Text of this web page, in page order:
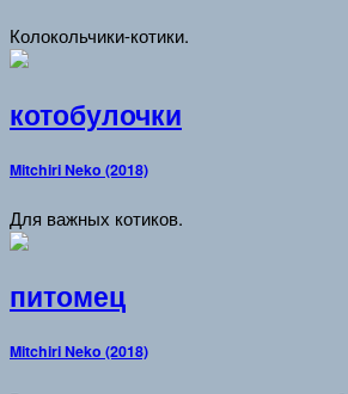
Колокольчики-котики.
котобулочки
Mitchiri Neko (2018)
Для важных котиков.
питомец
Mitchiri Neko (2018)